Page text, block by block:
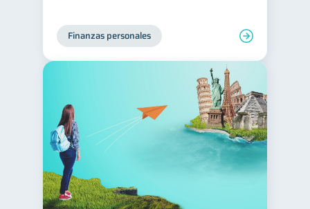
Finanzas personales